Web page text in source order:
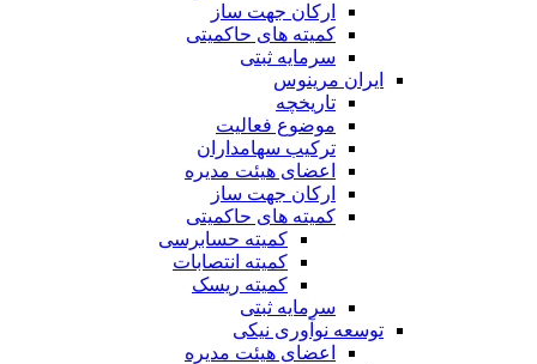
ارکان جهت ساز
کمیته های حاکمیتی
سرمایه ثبتی
ایران مرینوس
تاریخچه
موضوع فعالیت
ترکیب سهامداران
اعضای هیئت مدیره
ارکان جهت ساز
کمیته های حاکمیتی
کمیته حسابرسی
کمیته انتصابات
کمیته ریسک
سرمایه ثبتی
توسعه نوآوری نیکی
اعضای هیئت مدیره